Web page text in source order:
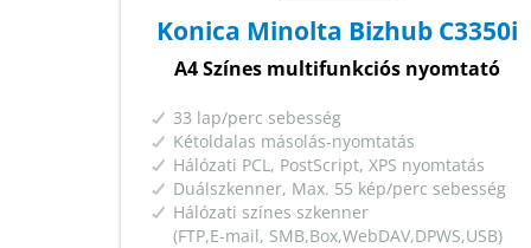
Konica Minolta Bizhub C3350i
A4 Színes multifunkciós nyomtató
33 lap/perc sebesség
Kétoldalas másolás-nyomtatás
Hálózati PCL, PostScript, XPS nyomtatás
Duálszkenner, Max. 55 kép/perc sebesség
Hálózati színes szkenner
(FTP,E-mail, SMB,Box,WebDAV,DPWS,USB)